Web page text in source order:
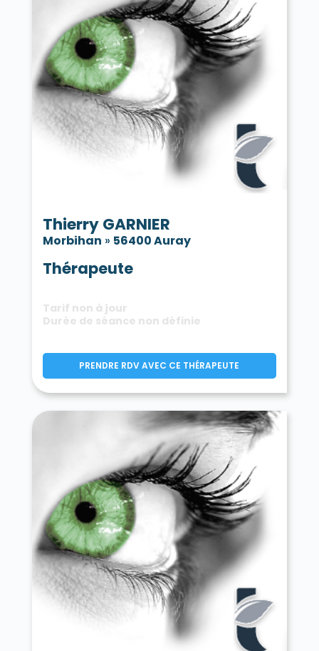
Thierry GARNIER
Morbihan » 56400 Auray
Thérapeute
Tarif non à jour
Durée de séance non définie
PRENDRE RDV AVEC CE THÉRAPEUTE